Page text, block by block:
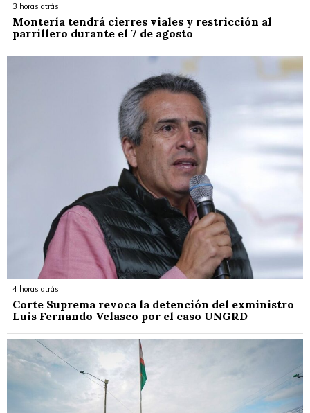
3 horas atrás
Montería tendrá cierres viales y restricción al
parrillero durante el 7 de agosto
4 horas atrás
Corte Suprema revoca la detención del exministro
Luis Fernando Velasco por el caso UNGRD